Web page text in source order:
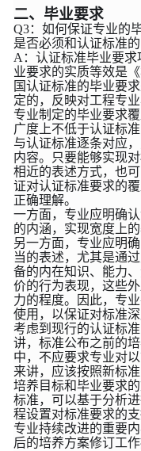
二、毕业要求
Q3：如何保证专业的
是否必须和认证标准的
A：认证标准毕业要
业要求的实质等效是
国认证标准的毕业要
定的，反映对工程专
专业制定的毕业要求
广度上不低于认证标
与认证标准逐条对应
内容。只要能够实现
相近的表述方式，也
证对认证标准要求的
正确理解。
一方面，专业应明确
的内涵，实现宽度上的
另一方面，专业应明
当的表述，尤其是通
备的内在知识、能力
价的行为表现，这些
力的程度。因此，专
使用，以保证对标准深
考虑到现行的认证标
讲，标准公布之前的
中，不应要求专业对
来讲，应该按照新标
培养目标和毕业要求
标准，可以基于分析
程设置对标准要求的
专业持续改进的重要
后的培养方案修订工作